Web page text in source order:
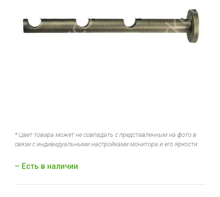
* Цвет товара может не совпадать с представленным на фото в
связи с индивидуальными настройками монитора и его яркости.
– Есть в наличии